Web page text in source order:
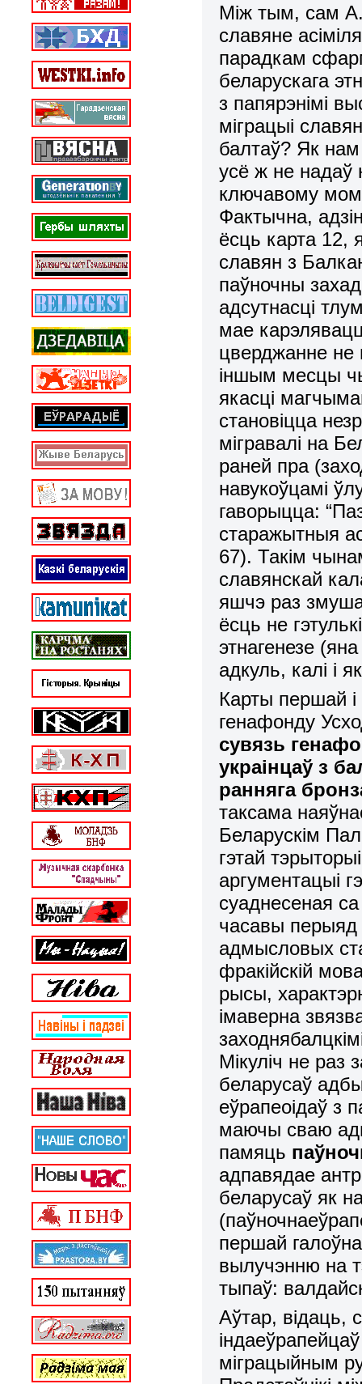
Між тым, сам А.
славяне
парадкам
беларускага
з папярэнімі
міграцыі
балтаў? Як
усё ж не надаў
ключавому
Фактычна,
ёсць карта 12,
славян з
паўночны
адсутнасці
мае
цверджанне не
іншым месцы
якасці
становіцца
мігравалі на
раней пра
навукоўцамі
гаворыцца:
старажытныя
67). Такім
славянскай
яшчэ раз
ёсць не
этнагенезе
адкуль, калі і
Карты першай і
генафонду
сувязь
украінцаў з
ранняга
таксама
Беларускім
гэтай
аргументацыі
суаднесеная
часавы перыяд
адмысловых
фракійскій
рысы,
імаверна
Мікуліч не раз
беларусаў
еўрапеоідаў з
маючы сваю
памяць
адпавядае
беларусаў як
першай
вылучэнню на
тыпаў:
Аўтар, відаць,
міграцыйным